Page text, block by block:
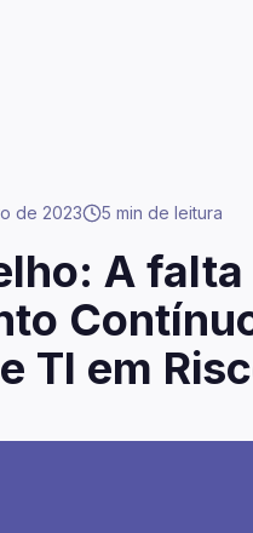
de 2023 5 min de leitura
A falta
TI em